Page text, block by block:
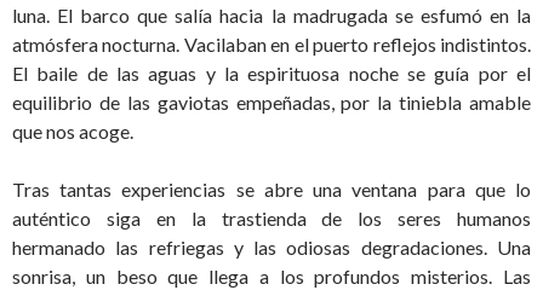
luna. El barco que salía hacia la madrugada se esfumó en la
atmósfera nocturna. Vacilaban en el puerto reflejos indistintos.
El baile de las aguas y la espirituosa noche se guía por el
equilibrio de las gaviotas empeñadas, por la tiniebla amable
que nos acoge.
Tras tantas experiencias se abre una ventana para que lo
auténtico siga en la trastienda de los seres humanos
hermanado las refriegas y las odiosas degradaciones. Una
sonrisa, un beso que llega a los profundos misterios. Las